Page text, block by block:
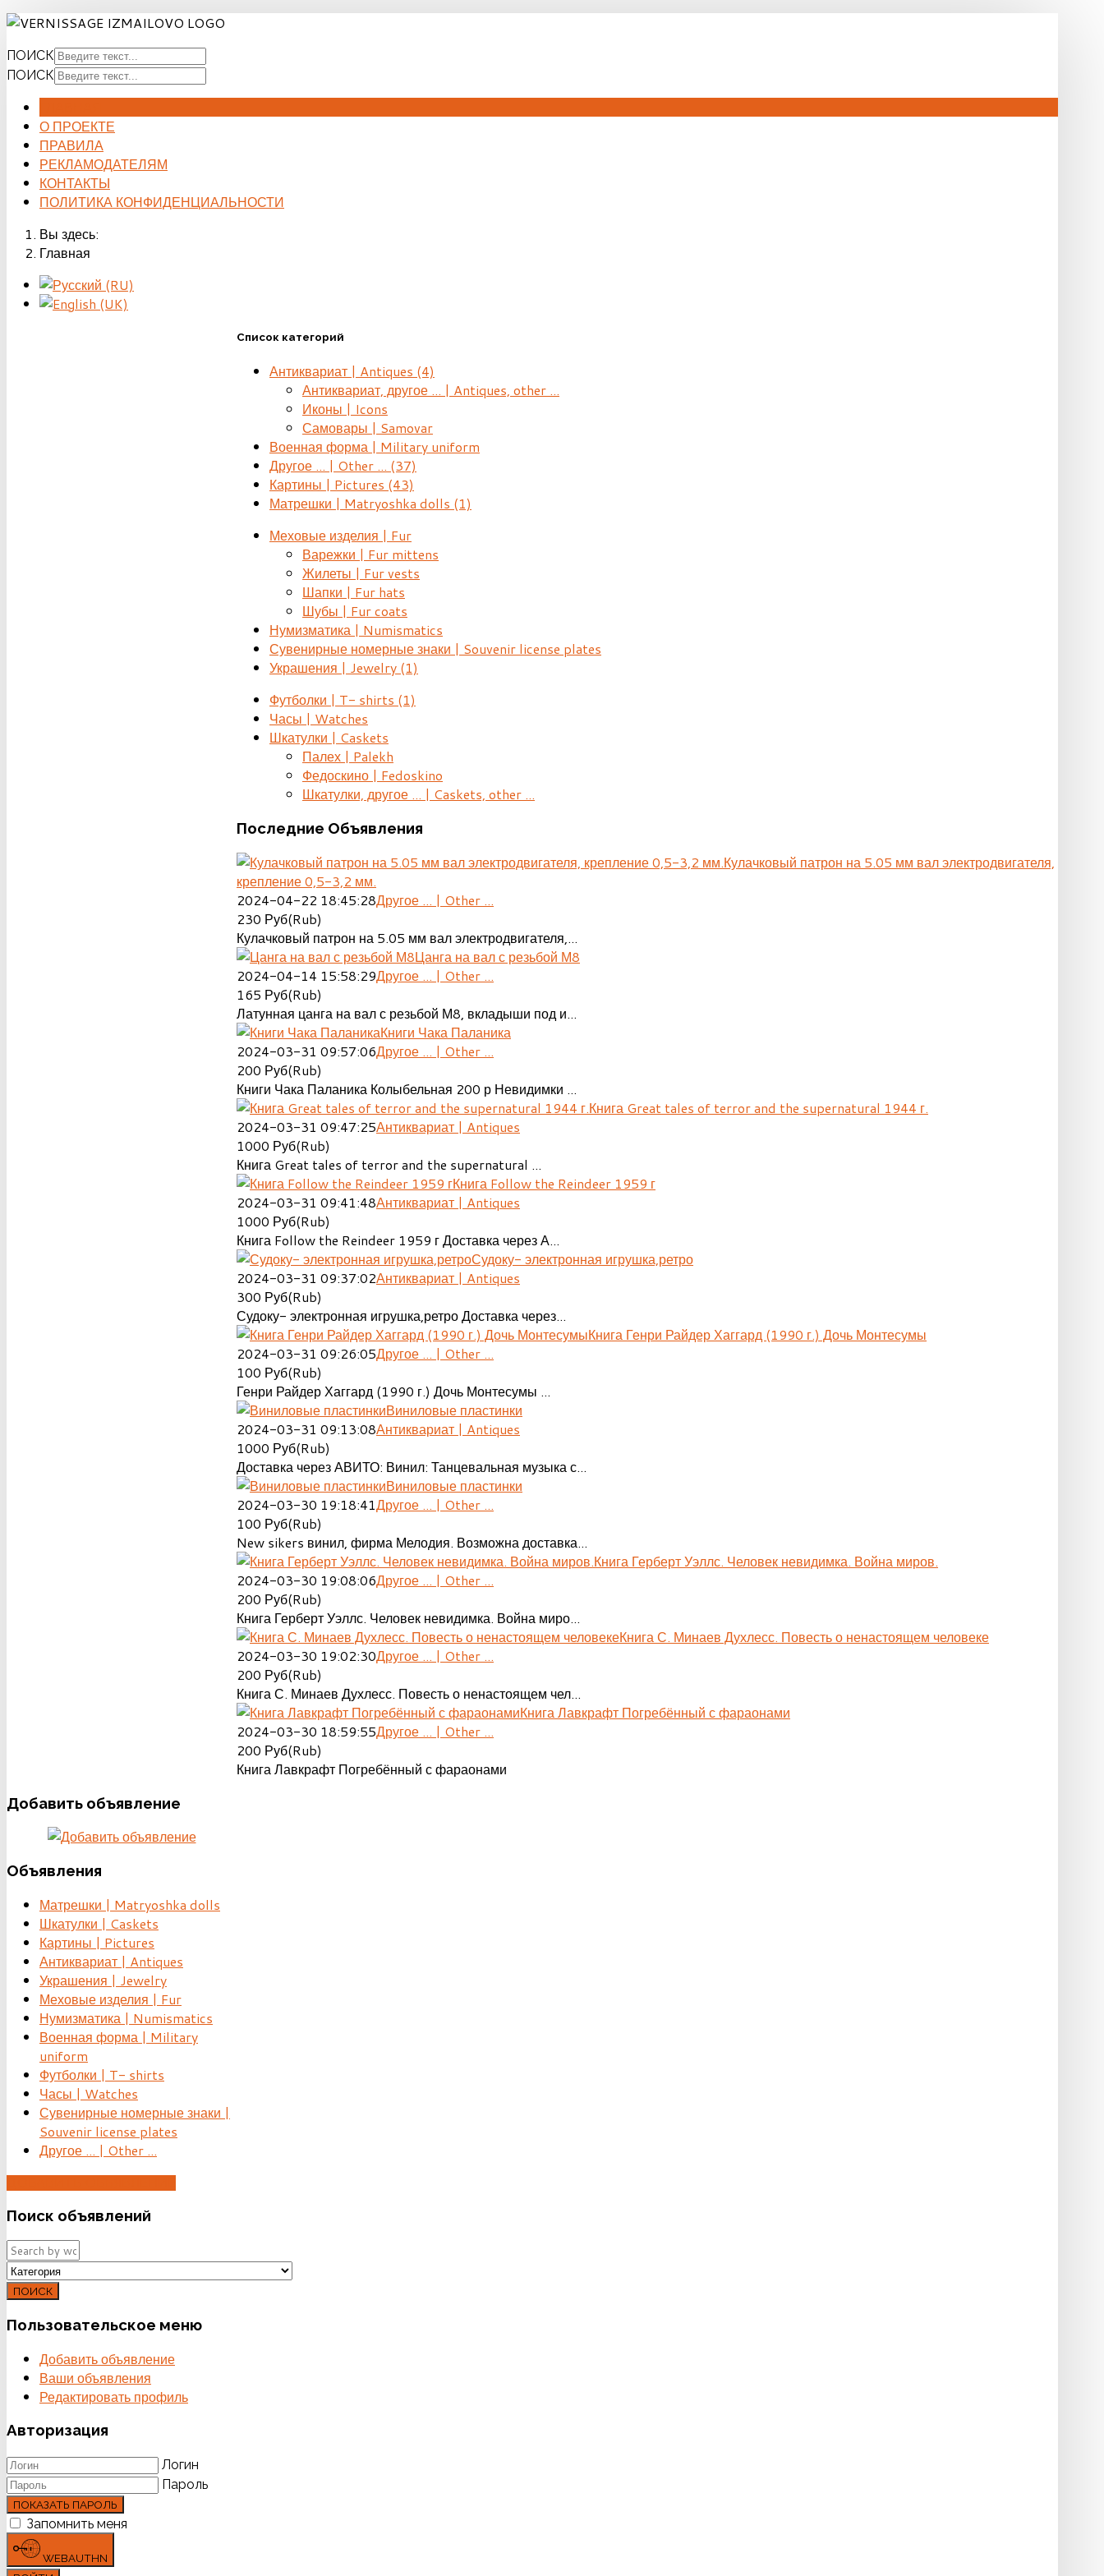
ПОИСК
ПОИСК
О ПРОЕКТЕ
ПРАВИЛА
РЕКЛАМОДАТЕЛЯМ
КОНТАКТЫ
ПОЛИТИКА КОНФИДЕНЦИАЛЬНОСТИ
Вы здесь:
Главная
Список категорий
Антиквариат | Antiques (4)
Антиквариат, другое ... | Antiques, other ...
Иконы | Icons
Самовары | Samovar
Военная форма | Military uniform
Другое ... | Other ... (37)
Картины | Pictures (43)
Матрешки | Matryoshka dolls (1)
Меховые изделия | Fur
Варежки | Fur mittens
Жилеты | Fur vests
Шапки | Fur hats
Шубы | Fur coats
Нумизматика | Numismatics
Сувенирные номерные знаки | Souvenir license plates
Украшения | Jewelry (1)
Футболки | T- shirts (1)
Часы | Watches
Шкатулки | Caskets
Палех | Palekh
Федоскино | Fedoskino
Шкатулки, другое ... | Caskets, other ...
Последние Объявления
Кулачковый патрон на 5.05 мм вал электродвигателя,
крепление 0,5-3,2 мм.
2024-04-22 18:45:28Другое ... | Other ...
230 Руб(Rub)
Кулачковый патрон на 5.05 мм вал электродвигателя,...
Цанга на вал с резьбой М8
2024-04-14 15:58:29Другое ... | Other ...
165 Руб(Rub)
Латунная цанга на вал с резьбой М8, вкладыши под и...
Книги Чака Паланика
2024-03-31 09:57:06Другое ... | Other ...
200 Руб(Rub)
Книги Чака Паланика Колыбельная 200 р Невидимки ...
Книга Great tales of terror and the supernatural 1944 г.
2024-03-31 09:47:25Антиквариат | Antiques
1000 Руб(Rub)
Книга Great tales of terror and the supernatural ...
Книга Follow the Reindeer 1959 г
2024-03-31 09:41:48Антиквариат | Antiques
1000 Руб(Rub)
Книга Follow the Reindeer 1959 г Доставка через А...
Судоку- электронная игрушка,ретро
2024-03-31 09:37:02Антиквариат | Antiques
300 Руб(Rub)
Судоку- электронная игрушка,ретро Доставка через...
Книга Генри Райдер Хаггард (1990 г.) Дочь Монтесумы
2024-03-31 09:26:05Другое ... | Other ...
100 Руб(Rub)
Генри Райдер Хаггард (1990 г.) Дочь Монтесумы ...
Виниловые пластинки
2024-03-31 09:13:08Антиквариат | Antiques
1000 Руб(Rub)
Доставка через АВИТО: Винил: Танцевальная музыка с...
Виниловые пластинки
2024-03-30 19:18:41Другое ... | Other ...
100 Руб(Rub)
New sikers винил, фирма Мелодия. Возможна доставка...
Книга Герберт Уэллс. Человек невидимка. Война миров.
2024-03-30 19:08:06Другое ... | Other ...
200 Руб(Rub)
Книга Герберт Уэллс. Человек невидимка. Война миро...
Книга С. Минаев Духлесс. Повесть о ненастоящем человеке
2024-03-30 19:02:30Другое ... | Other ...
200 Руб(Rub)
Книга С. Минаев Духлесс. Повесть о ненастоящем чел...
Книга Лавкрафт Погребённый с фараонами
2024-03-30 18:59:55Другое ... | Other ...
200 Руб(Rub)
Книга Лавкрафт Погребённый с фараонами
Добавить объявление
Объявления
Матрешки | Matryoshka dolls
Шкатулки | Caskets
Картины | Pictures
Антиквариат | Antiques
Украшения | Jewelry
Меховые изделия | Fur
Нумизматика | Numismatics
Военная форма | Military
uniform
Футболки | T- shirts
Часы | Watches
Сувенирные номерные знаки |
Souvenir license plates
Другое ... | Other ...
Поиск объявлений
ПОИСК
Пользовательское меню
Добавить объявление
Ваши объявления
Редактировать профиль
Авторизация
Логин
Пароль
ПОКАЗАТЬ ПАРОЛЬ
Запомнить меня
WEBAUTHN